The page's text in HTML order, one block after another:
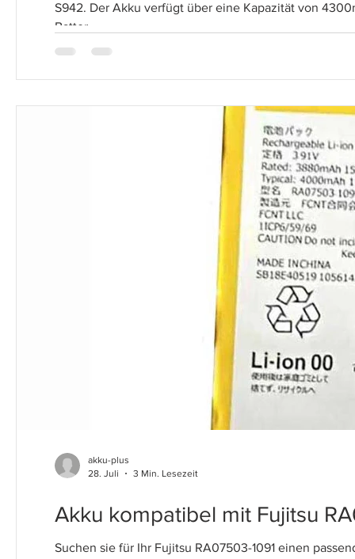
S942. Der Akku verfügt über eine Kapazität von
Batter
Akku kompatibel mit Fujitsu
Suchen sie für Ihr Fujitsu RA07503-1091 einen
akku-plus
28. Juli
3 Min. Lesezeit